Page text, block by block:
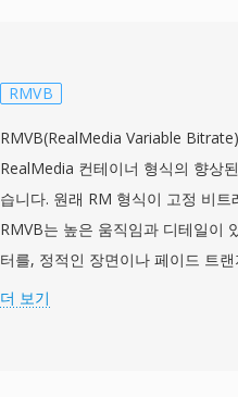
RMVB
RMVB(RealMedia Variable
RealMedia 컨테이너 형식의 향상
습니다. 원래 RM 형식이 고정 비
RMVB는 높은 움직임과 디테일이
터를, 정적인 장면이나 페이드 트
은 비트를 동적으로 할당하는 가변
더 보기